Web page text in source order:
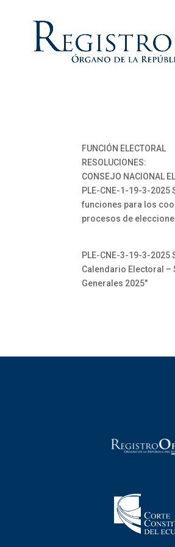
FUNCIÓN ELECTORAL
RESOLUCIONES:
CONSEJO NACIONAL
PLE-CNE-1-19-3-2025
funciones para los
procesos de
PLE-CNE-3-19-3-2025
Calendario Electoral –
Generales 2025″